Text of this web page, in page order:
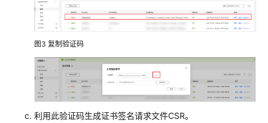
MQTT
组
略
发
图3 复制验证码
利用此验证码生成证书签名请求文件CSR。